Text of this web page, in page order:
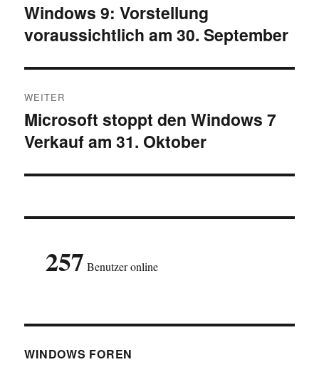
Vorheriger
Beitrag:
Windows 9: Vorstellung
voraussichtlich am 30. September
WEITER
Nächster
Beitrag:
Microsoft stoppt den Windows 7
Verkauf am 31. Oktober
257 Benutzer online
WINDOWS FOREN